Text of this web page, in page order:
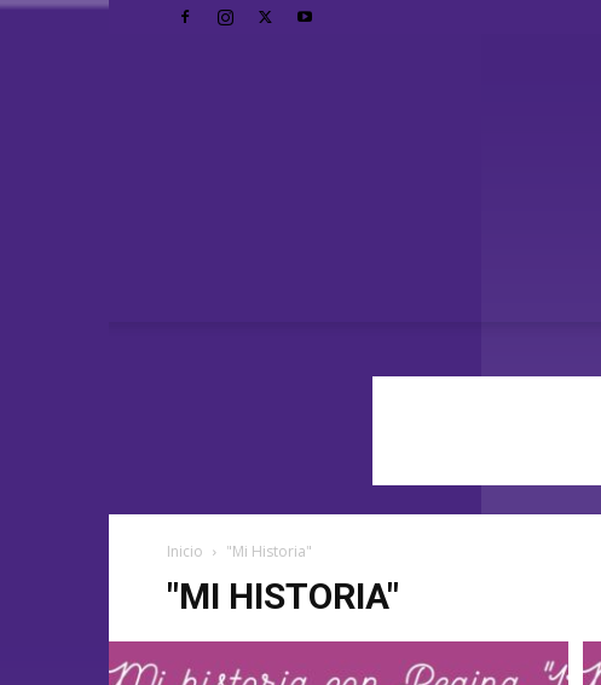
Inicio "Mi Historia"
"MI HISTORIA"